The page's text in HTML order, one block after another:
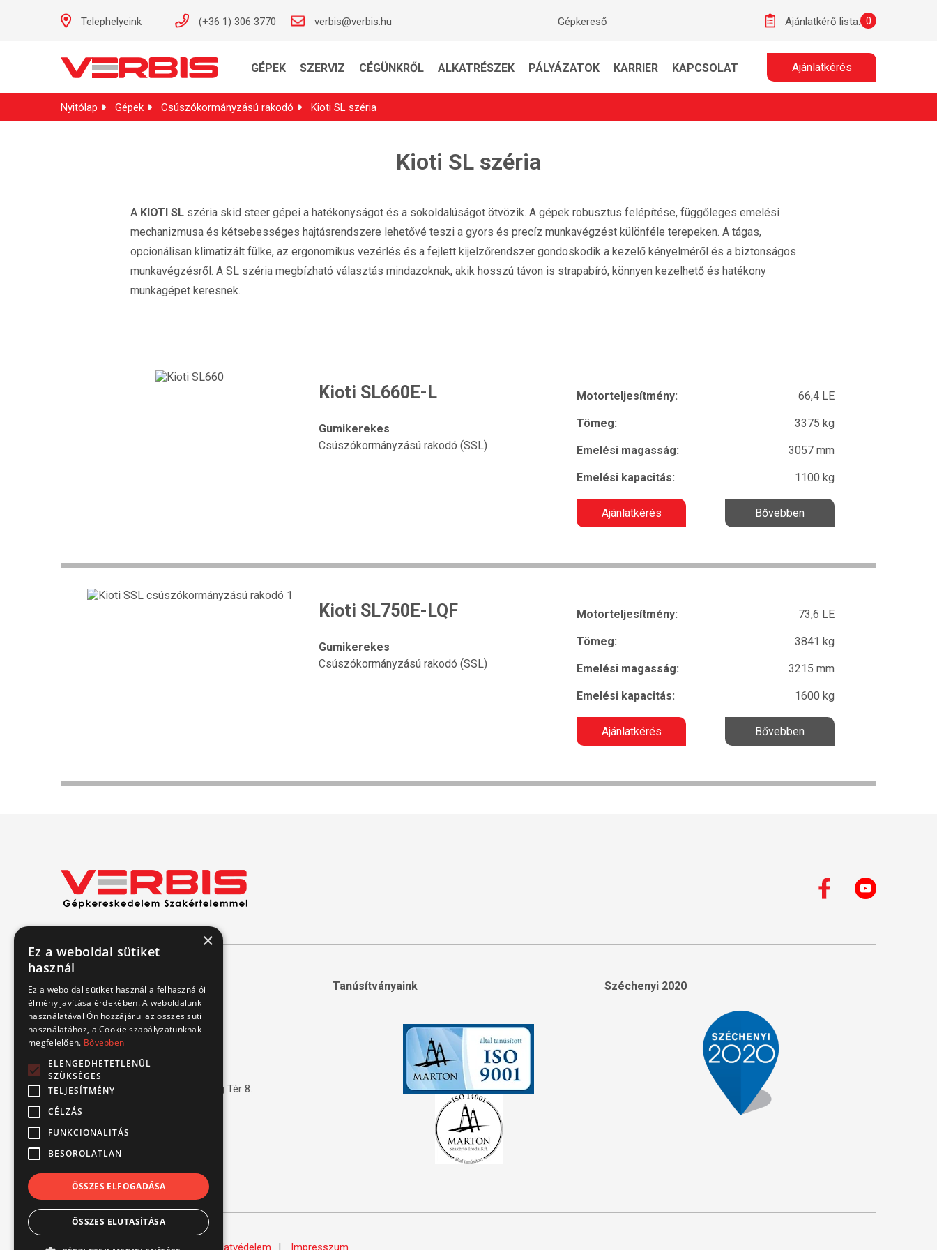
Telephelyeink (+36 1) 306 3770 verbis@verbis.hu Gépkereső Ajánlatkérő lista: 0
GÉPEK SZERVIZ CÉGÜNKRŐL ALKATRÉSZEK PÁLYÁZATOK KARRIER KAPCSOLAT Ajánlatkérés
Nyitólap Gépek Csúszókormányzású rakodó Kioti SL széria
Kioti SL széria
A KIOTI SL széria skid steer gépei a hatékonyságot és a sokoldalúságot ötvözik. A gépek robusztus felépítése, függőleges emelési
mechanizmusa és kétsebességes hajtásrendszere lehetővé teszi a gyors és precíz munkavégzést különféle terepeken. A tágas,
opcionálisan klimatizált fülke, az ergonomikus vezérlés és a fejlett kijelzőrendszer gondoskodik a kezelő kényelméről és a biztonságos
munkavégzésről. A SL széria megbízható választás mindazoknak, akik hosszú távon is strapabíró, könnyen kezelhető és hatékony
munkagépet keresnek.
Kioti SL660E-L
Gumikerekes
Csúszókormányzású rakodó (SSL)
Motorteljesítmény: 66,4 LE
Tömeg: 3375 kg
Emelési magasság: 3057 mm
Emelési kapacitás: 1100 kg
Ajánlatkérés Bővebben
Kioti SL750E-LQF
Gumikerekes
Csúszókormányzású rakodó (SSL)
Motorteljesítmény: 73,6 LE
Tömeg: 3841 kg
Emelési magasság: 3215 mm
Emelési kapacitás: 1600 kg
Ajánlatkérés Bővebben
Kapcsolat
1151 Budapest, Mélyfúró u. 2/E.
3070 Bátonyterenye, Ózdi út 15.
8693 Lengyeltóti, Fonyódi u. 10.
4220 Hajdúböszörmény, Bánság Tér 8.
6000 Kecskemét, Budai út 137.
Tel.: (+36) 1 306 3770
Email: verbis@verbis.hu
Tanúsítványaink Széchenyi 2020
© Verbis Kft 2026 ÁSZF Adatvédelem Impresszum
×
Ez a weboldal sütiket
használ
Ez a weboldal sütiket használ a felhasználói
élmény javítása érdekében. A weboldalunk
használatával Ön hozzájárul az összes süti
használatához, a Cookie szabályzatunknak
megfelelően. Bővebben
ELENGEDHETETLENÜL
SZÜKSÉGES
TELJESÍTMÉNY
CÉLZÁS
FUNKCIONALITÁS
BESOROLATLAN
ÖSSZES ELFOGADÁSA
ÖSSZES ELUTASÍTÁSA